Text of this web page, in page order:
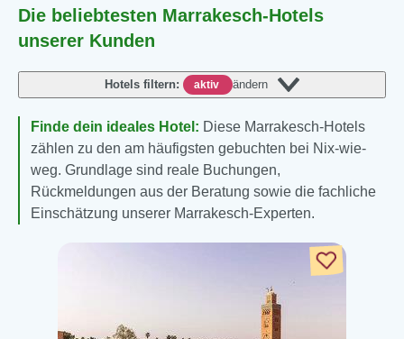
Die beliebtesten Marrakesch-Hotels
unserer Kunden
Hotels filtern: aktiv ändern
Finde dein ideales Hotel: Diese Marrakesch-Hotels
zählen zu den am häufigsten gebuchten bei Nix-wie-
weg. Grundlage sind reale Buchungen,
Rückmeldungen aus der Beratung sowie die fachliche
Einschätzung unserer Marrakesch-Experten.